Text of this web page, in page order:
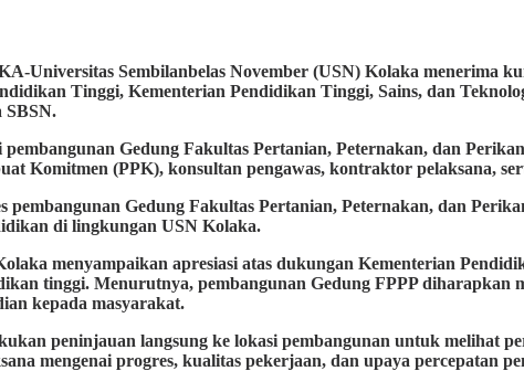
Universitas Sembilanbelas November (USN) Kolaka menerima
Tinggi, Kementerian Pendidikan Tinggi, Sains, dan
SBSN.
pembangunan Gedung Fakultas Pertanian, Peternakan, dan
Komitmen (PPK), konsultan pengawas, kontraktor pelaksana,
Gedung Fakultas Pertanian, Peternakan, dan
di lingkungan USN Kolaka.
menyampaikan apresiasi atas dukungan Kementerian
tinggi. Menurutnya, pembangunan Gedung FPPP diharapkan
kepada masyarakat.
peninjauan langsung ke lokasi pembangunan untuk melihat
mengenai progres, kualitas pekerjaan, dan upaya percepatan